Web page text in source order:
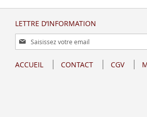
LETTRE D’INFORMATION
Inscription
à
lettre
ACCUEIL CONTACT CGV